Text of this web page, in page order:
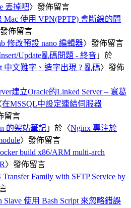
丟掉吧〉發佈留言
Mac 使用 VPN(PPTP) 會斷線的問
佈留言
修改預設 nano 編輯器〉發佈留言
Update亂碼問題 - 終音 」於
中文難字、造字出現 ? 亂碼〉發佈
建立Oracle的Linked Server – 寰葛
在MSSQL中設定連結伺服器
留言
的架站筆記 」於〈Nginx 專注於
〉發佈留言
build x86/ARM multi-arch
〉發佈留言
Transfer Family with SFTP Service by
Slave 使用 Bash Script 來忽略錯誤